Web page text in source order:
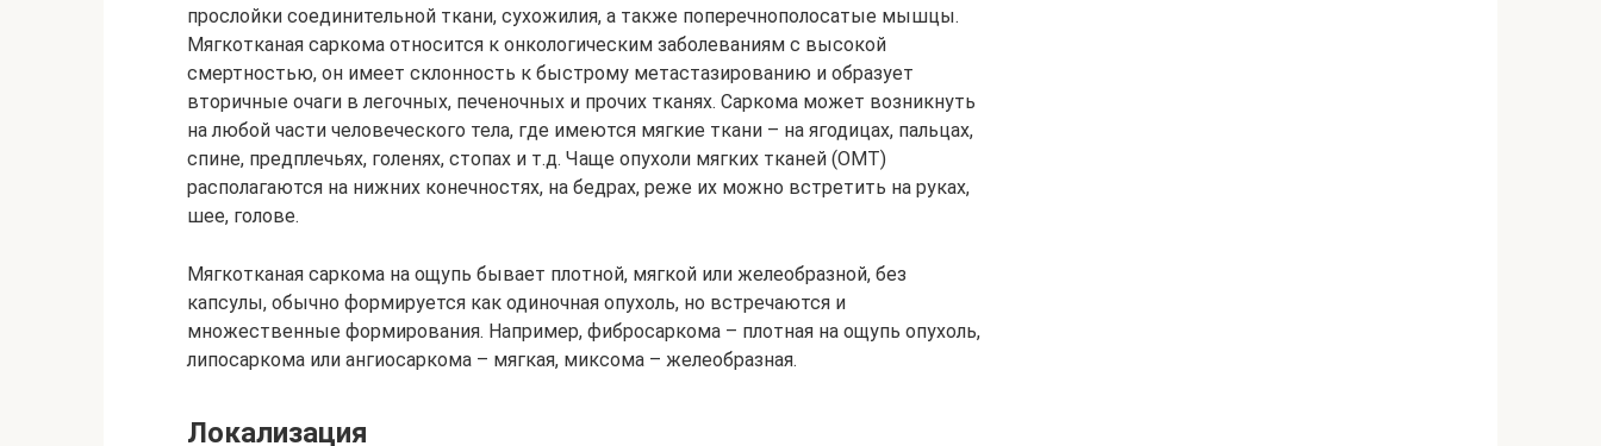
прослойки соединительной ткани, сухожилия, а также поперечнополосатые мышцы.
Мягкотканая саркома относится к онкологическим заболеваниям с высокой
смертностью, он имеет склонность к быстрому метастазированию и образует
вторичные очаги в легочных, печеночных и прочих тканях. Саркома может возникнуть
на любой части человеческого тела, где имеются мягкие ткани – на ягодицах, пальцах,
спине, предплечьях, голенях, стопах и т.д. Чаще опухоли мягких тканей (ОМТ)
располагаются на нижних конечностях, на бедрах, реже их можно встретить на руках,
шее, голове.
Мягкотканая саркома на ощупь бывает плотной, мягкой или желеобразной, без
капсулы, обычно формируется как одиночная опухоль, но встречаются и
множественные формирования. Например, фибросаркома – плотная на ощупь опухоль,
липосаркома или ангиосаркома – мягкая, миксома – желеобразная.
Локализация